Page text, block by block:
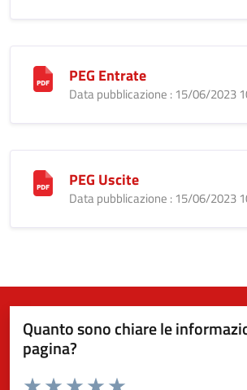
PEG Entrate
Data pubblicazione : 15/06/2023
PEG Uscite
Data pubblicazione : 15/06/2023
Quanto sono chiare le
pagina?
Valuta da 1 a 5 stelle la pagina